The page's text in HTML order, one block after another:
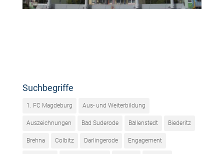
Suchbegriffe
1. FC Magdeburg Aus- und Weiterbildung
Auszeichnungen Bad Suderode Ballenstedt Biederitz
Brehna Colbitz Darlingerode Engagement